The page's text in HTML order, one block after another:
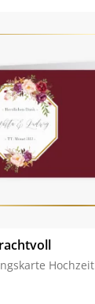
Hochzeit